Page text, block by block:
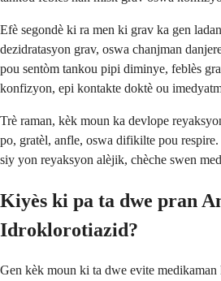
Efè segondè ki ra men ki grav ka gen
dezidratasyon grav, oswa chanjman
pou sentòm tankou pipi diminye, feblès
konfizyon, epi kontakte doktè ou
Trè raman, kèk moun ka devlope
po, gratèl, anfle, oswa difikilte pou
siy yon reyaksyon alèjik, chèche swen
Kiyès ki pa ta dwe pran
Idroklorotiazid?
Gen kèk moun ki ta dwe evite